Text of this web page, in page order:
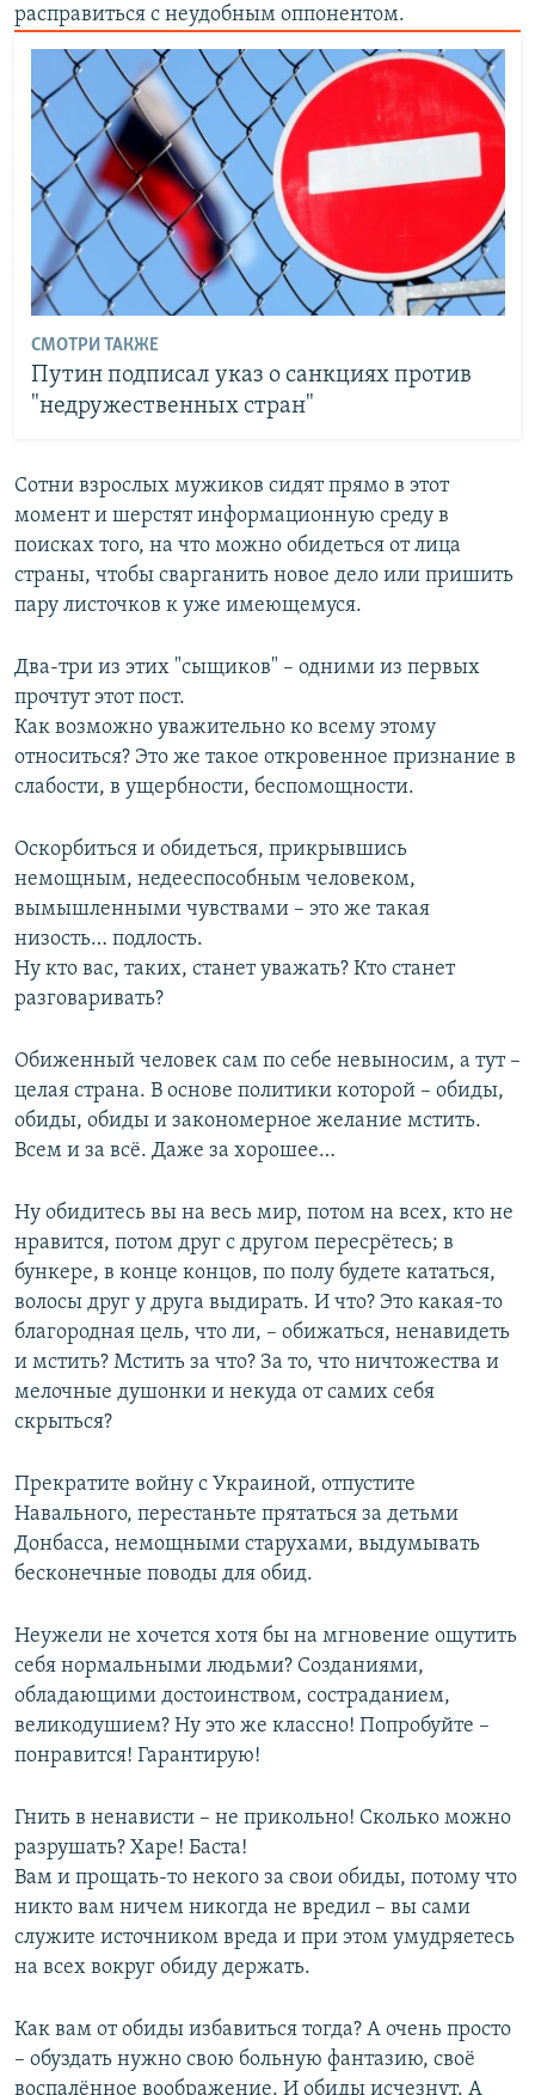
расправиться с неудобным оппонентом.
СМОТРИ ТАКЖЕ
Путин подписал указ о санкциях против
"недружественных стран"
Сотни взрослых мужиков сидят прямо в этот
момент и шерстят информационную среду в
поисках того, на что можно обидеться от лица
страны, чтобы сварганить новое дело или пришить
пару листочков к уже имеющемуся.
Два-три из этих "сыщиков" – одними из первых
прочтут этот пост.
Как возможно уважительно ко всему этому
относиться? Это же такое откровенное признание в
слабости, в ущербности, беспомощности.
Оскорбиться и обидеться, прикрывшись
немощным, недееспособным человеком,
вымышленными чувствами – это же такая
низость… подлость.
Ну кто вас, таких, станет уважать? Кто станет
разговаривать?
Обиженный человек сам по себе невыносим, а тут –
целая страна. В основе политики которой – обиды,
обиды, обиды и закономерное желание мстить.
Всем и за всё. Даже за хорошее…
Ну обидитесь вы на весь мир, потом на всех, кто не
нравится, потом друг с другом пересрётесь; в
бункере, в конце концов, по полу будете кататься,
волосы друг у друга выдирать. И что? Это какая-то
благородная цель, что ли, – обижаться, ненавидеть
и мстить? Мстить за что? За то, что ничтожества и
мелочные душонки и некуда от самих себя
скрыться?
Прекратите войну с Украиной, отпустите
Навального, перестаньте прятаться за детьми
Донбасса, немощными старухами, выдумывать
бесконечные поводы для обид.
Неужели не хочется хотя бы на мгновение ощутить
себя нормальными людьми? Созданиями,
обладающими достоинством, состраданием,
великодушием? Ну это же классно! Попробуйте –
понравится! Гарантирую!
Гнить в ненависти – не прикольно! Сколько можно
разрушать? Харе! Баста!
Вам и прощать-то некого за свои обиды, потому что
никто вам ничем никогда не вредил – вы сами
служите источником вреда и при этом умудряетесь
на всех вокруг обиду держать.
Как вам от обиды избавиться тогда? А очень просто
– обуздать нужно свою больную фантазию, своё
воспалённое воображение. И обиды исчезнут. А